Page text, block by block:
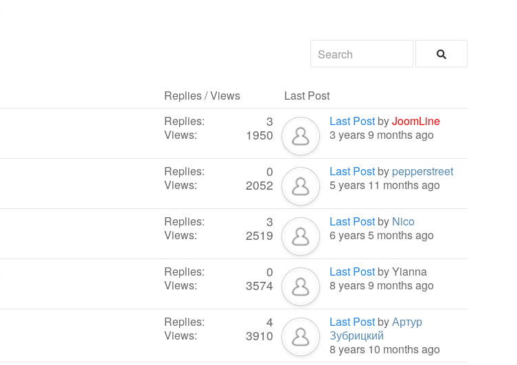
Replies / Views Last Post
Replies: 3
Views: 1950
Last Post byJoomLine
3 years 9 months ago
Replies: 0
Views: 2052
Last Post by pepperstreet
5 years 11 months ago
Replies: 3
Views: 2519
Last Post by Nico
6 years 5 months ago
Replies: 0
Views: 3574
Last Post byYianna
8 years 9 months ago
Replies: 4
Views: 3910
Last Post byАртур
Зубрицкий
8 years 10 months ago